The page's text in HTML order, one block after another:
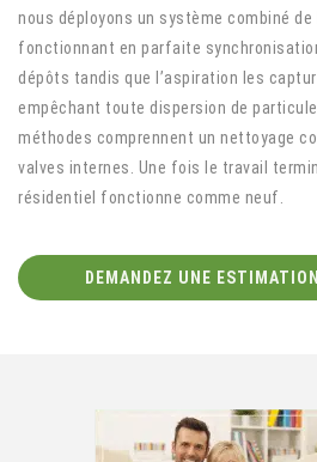
nous déployons un système combiné
fonctionnant en parfaite
dépôts tandis que l’aspiration les
empêchant toute dispersion de
méthodes comprennent un nettoyage
valves internes. Une fois le travail
résidentiel fonctionne comme neuf.
DEMANDEZ UNE